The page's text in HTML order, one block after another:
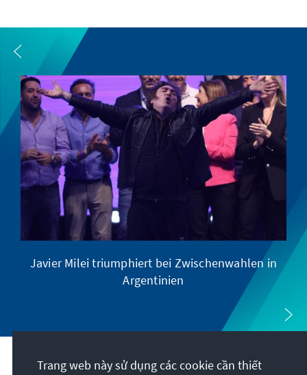
Javier Milei triumphiert bei Zwischenwahlen in
Argentinien
Trang web này sử dụng các cookie cần thiết